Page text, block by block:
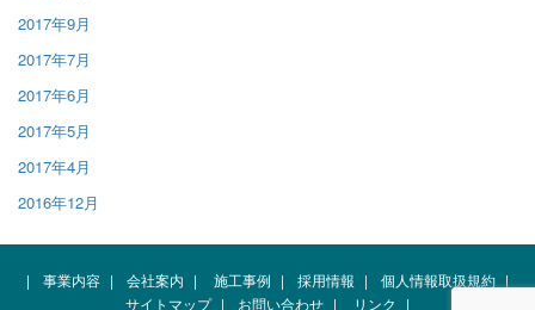
2017年9月
2017年7月
2017年6月
2017年5月
2017年4月
2016年12月
| 事業内容 | 会社案内 | 施工事例 | 採用情報 | 個人情報取扱規約 |
サイトマップ | お問い合わせ | リンク |